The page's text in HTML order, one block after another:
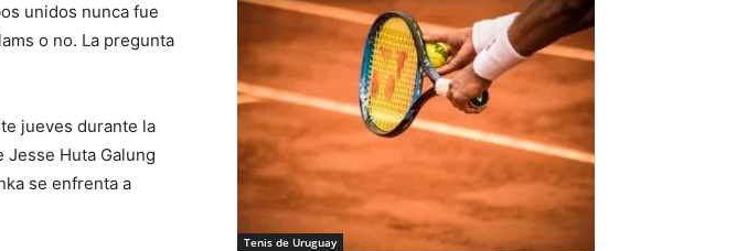
unidos nunca fue
o no. La pregunta
jueves durante la
Huta Galung
se enfrenta a
Tenis de Uruguay